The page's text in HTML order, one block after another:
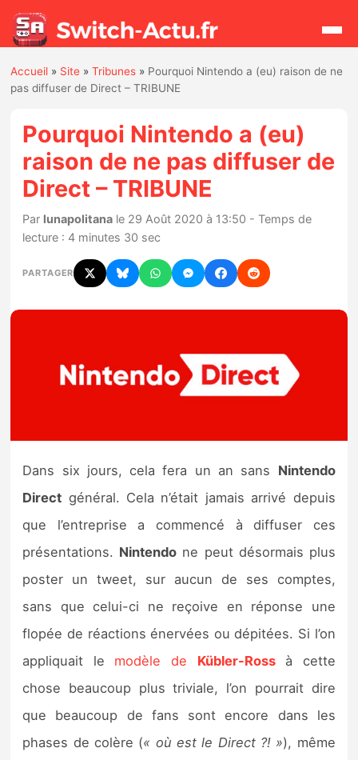
Actualités
Jeux
Hardware
Mises à jour
Chiffres de ventes
Nintendo Direct
Tests de jeux
Tests d’accessoires
Autres tests
Previews
Précommandes
Précommandes jeux Switch 2
Sorties de jeux
Accueil » Site »Tribunes » Pourquoi Nintendo a (eu) raison de ne
pas diffuser de Direct – TRIBUNE
Pourquoi Nintendo a (eu)
raison de ne pas diffuser de
Direct – TRIBUNE
Par lunapolitana le 29 Août 2020 à 13:50 - Temps de
lecture : 4 minutes 30 sec
PARTAGER
Dans six jours, cela fera un an sans Nintendo
Direct général. Cela n’était jamais arrivé depuis
que l’entreprise a commencé à diffuser ces
présentations. Nintendo ne peut désormais plus
poster un tweet, sur aucun de ses comptes,
sans que celui-ci ne reçoive en réponse une
flopée de réactions énervées ou dépitées. Si l’on
appliquait le modèle de Kübler-Rossà cette
chose beaucoup plus triviale, l’on pourrait dire
que beaucoup de fans sont encore dans les
phases de colère (« où est le Direct ?! »), même